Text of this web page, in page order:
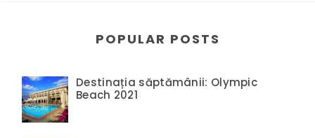
POPULAR POSTS
Destinația săptămânii: Olympic
Beach 2021